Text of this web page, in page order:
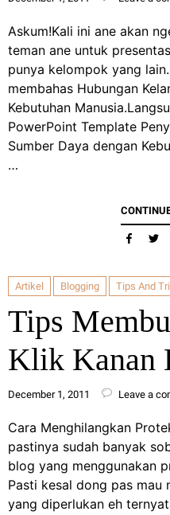
Askum!Kali ini ane akan
teman ane untuk
punya kelompok yang
membahas Hubungan
Kebutuhan
PowerPoint Template
Sumber Daya dengan
…
Artikel Blogging Tips And
Tips
Klik Kanan
December 1, 2011 Leave a
Cara Menghilangkan
pastinya sudah banyak
blog yang menggunakan
Pasti kesal dong pas
yang diperlukan eh